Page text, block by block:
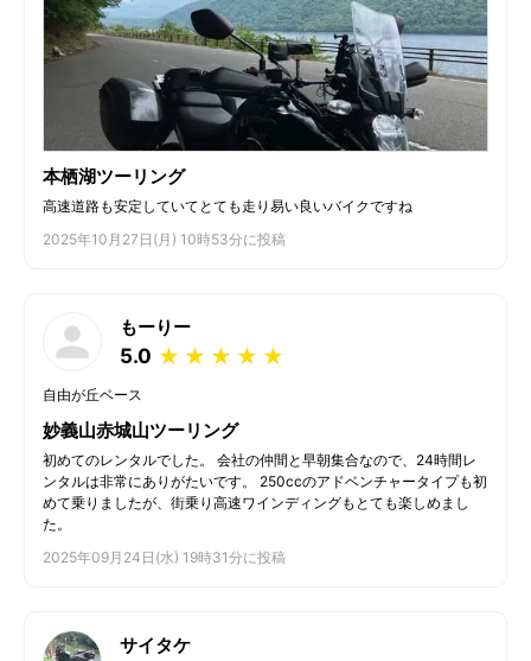
本栖湖ツーリング
高速道路も安定していてとても走り易い良いバイクですね
2025年10月27日(月) 10時53分に投稿
もーりー
5.0 ★
★
★
★
★
自由が丘ベース
妙義山赤城山ツーリング
初めてのレンタルでした。 会社の仲間と早朝集合なので、24時間レ
ンタルは非常にありがたいです。 250ccのアドベンチャータイプも初
めて乗りましたが、街乗り高速ワインディングもとても楽しめまし
た。
2025年09月24日(水) 19時31分に投稿
サイタケ